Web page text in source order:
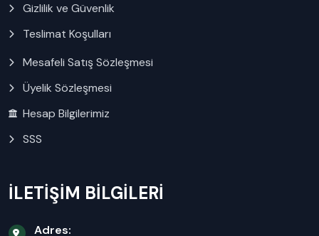
Gizlilik ve Güvenlik
Teslimat Koşulları
Mesafeli Satış Sözleşmesi
Üyelik Sözleşmesi
Hesap Bilgilerimiz
SSS
İLETİŞİM BİLGİLERİ
Adres: